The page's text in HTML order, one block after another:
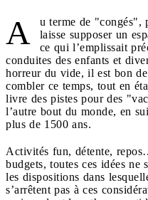
A
u terme de "congés",
laisse supposer un
ce qui l’emplissait
conduites des enfants et
horreur du vide, il est bon
combler ce temps, tout en
livre des pistes pour des
l’autre bout du monde, en
plus de 1500 ans.
Activités fun, détente,
budgets, toutes ces idées ne
les dispositions dans
s’arrêtent pas à ces